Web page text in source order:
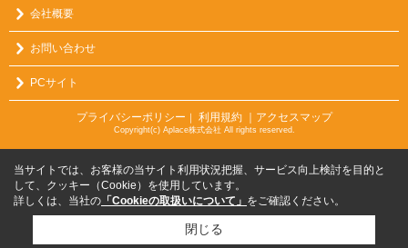
会社概要
お問い合わせ
PCサイト
プライバシーポリシー 利用規約 ｜アクセスマップ
Copyright(c) Aplace株式会社 All rights reserved.
当サイトでは、お客様の当サイト利用状況把握、サービス向上検討を目的と
して、クッキー（Cookie）を使用しています。
詳しくは、当社の 「Cookieの取扱いについて」 をご確認ください。
閉じる